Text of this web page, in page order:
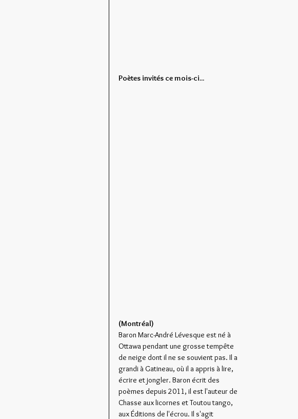
Poètes invités ce mois-ci...
(Montréal)
Baron Marc-André Lévesque est né à
Ottawa pendant une grosse tempête
de neige dont il ne se souvient pas. Il a
grandi à Gatineau, où il a appris à lire,
écrire et jongler. Baron écrit des
poèmes depuis 2011, il est l'auteur de
Chasse aux licornes et Toutou tango,
aux Éditions de l'écrou. Il s'agit